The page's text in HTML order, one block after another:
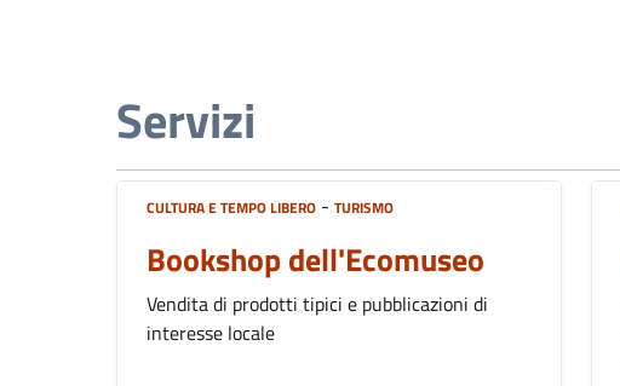
Servizi
CULTURA E TEMPO LIBERO - TURISMO
Bookshop dell'Ecomuseo
Vendita di prodotti tipici e pubblicazioni di
interesse locale